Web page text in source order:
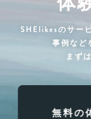
SHElikesのサー
事例など
まず
無料の